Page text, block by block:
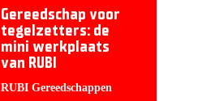
Gereedschap voor
tegelzetters: de
mini werkplaats
van RUBI
RUBI Gereedschappen